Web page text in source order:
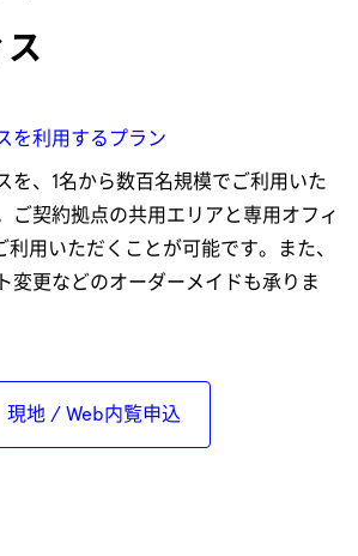
を利用するプラン
を、1名から数百名規模でご利用いた
ご契約拠点の共用エリアと専用オフィ
用いただくことが可能です。また、
変更などのオーダーメイドも承りま
現地 / Web内覧申込